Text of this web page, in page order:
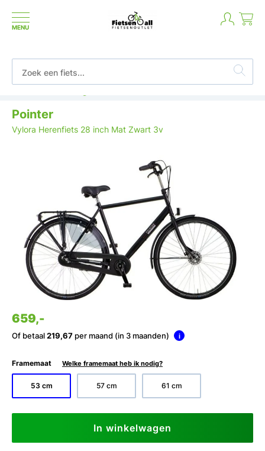
MENU
Pointer
Vylora Herenfiets 28 inch Mat Zwart 3v
659,-
Of betaal219,67 per maand (in 3 maanden) i
Framemaat Welke framemaat heb ik nodig?
53 cm 57 cm 61 cm
In winkelwagen